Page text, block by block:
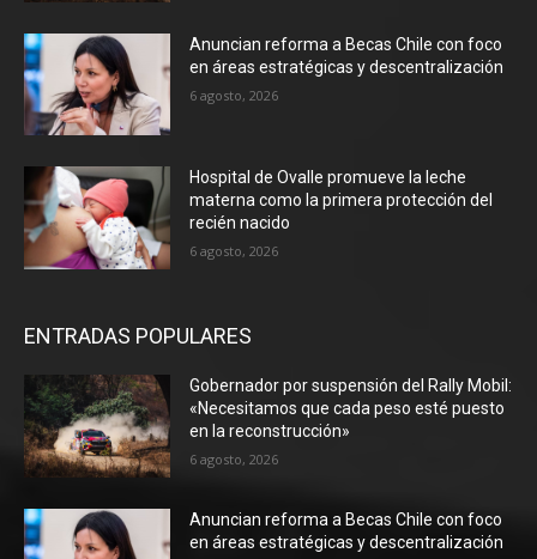
Anuncian reforma a Becas Chile con foco
en áreas estratégicas y descentralización
6 agosto, 2026
Hospital de Ovalle promueve la leche
materna como la primera protección del
recién nacido
6 agosto, 2026
ENTRADAS POPULARES
Gobernador por suspensión del Rally Mobil:
«Necesitamos que cada peso esté puesto
en la reconstrucción»
6 agosto, 2026
Anuncian reforma a Becas Chile con foco
en áreas estratégicas y descentralización